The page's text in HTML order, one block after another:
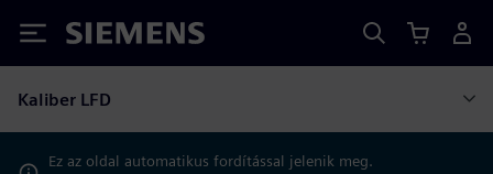
Siemens
Kaliber LFD
Ez az oldal automatikus fordítással jelenik meg.